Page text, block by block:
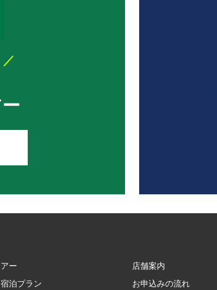
ー
泊プラン
店舗案内
お申込みの流れ